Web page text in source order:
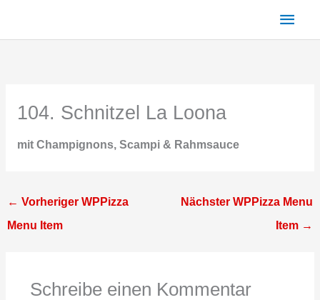
104. Schnitzel La Loona
mit Champignons, Scampi & Rahmsauce
← Vorheriger WPPizza
Menu Item
Nächster WPPizza Menu
Item →
Schreibe einen Kommentar